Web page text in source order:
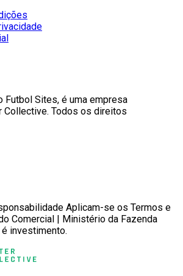
Futbol Sites, é uma empresa
Collective. Todos os direitos
Aplicam-se os Termos e
Comercial | Ministério da Fazenda
investimento.